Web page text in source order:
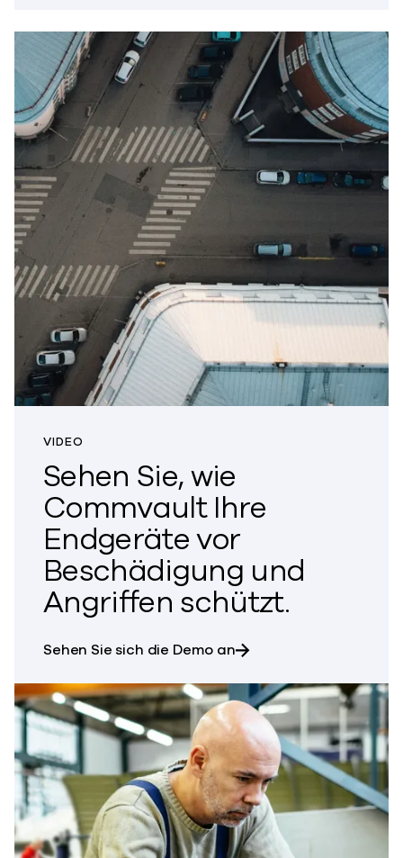
VIDEO
Sehen Sie, wie
Commvault Ihre
Endgeräte vor
Beschädigung und
Angriffen schützt.
Sehen Sie sich die Demo anund erfahren Sie, wie